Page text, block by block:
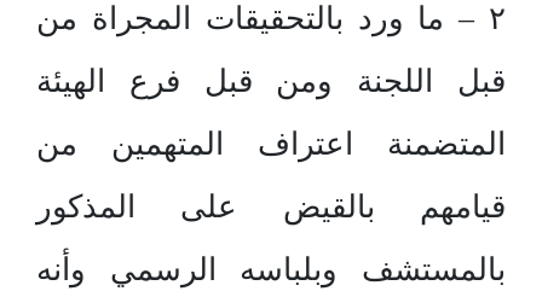
٢ – ما ورد بالتحقيقات المجراة من
قبل اللجنة ومن قبل فرع الهيئة
المتضمنة اعتراف المتهمين من
قيامهم بالقيض على المذكور
بالمستشف وبلباسه الرسمي وأنه